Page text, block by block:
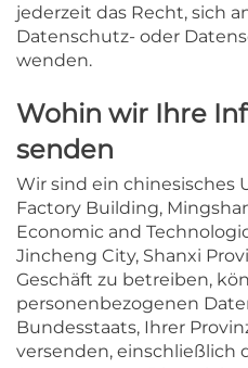
jederzeit das Recht, sich
Datenschutz- oder
wenden.
Wohin wir Ihre
senden
Wir sind ein chinesisches
Factory Building,
Economic and
Jincheng City, Shanxi
Geschäft zu betreiben,
personenbezogenen
Bundesstaats, Ihrer
versenden, einschließlich